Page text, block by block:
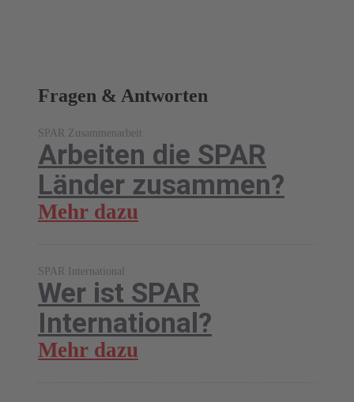
Fragen & Antworten
SPAR Zusammenarbeit
Arbeiten die SPAR
Länder zusammen?
Mehr dazu
SPAR International
Wer ist SPAR
International?
Mehr dazu